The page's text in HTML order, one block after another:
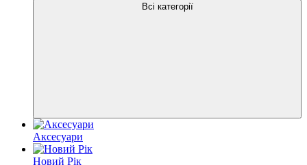
Всі категорії
Аксесуари
Новий Рік